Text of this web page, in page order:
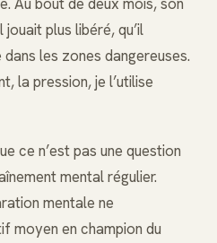
jouait plus libéré, qu’il
les zones dangereuses.
la pression, je l’utilise
ce n’est pas une question
mental régulier.
mentale ne
moyen en champion du